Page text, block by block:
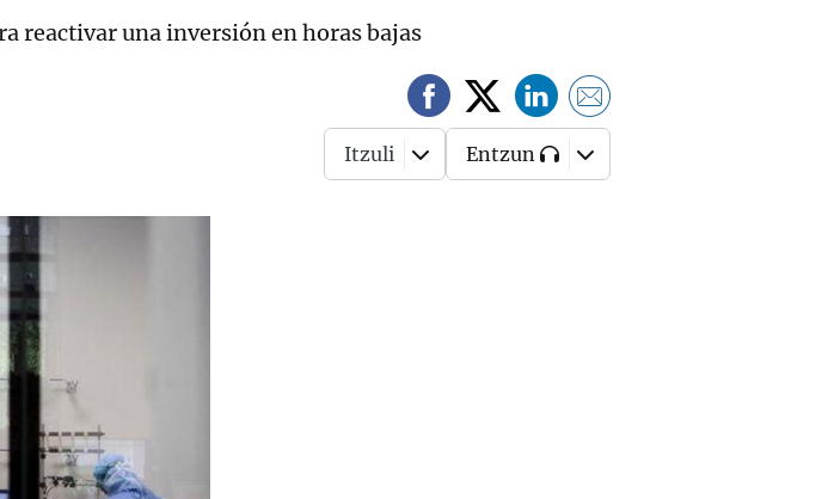
reactivar una inversión en horas bajas
Itzuli Entzun